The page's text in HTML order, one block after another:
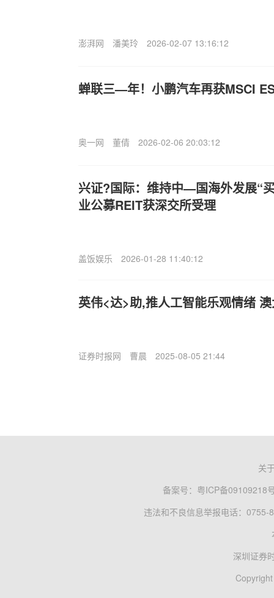
澎湃网 潘美玲 2026-02-07 13:16:12
蝉联三—年！小鹏汽车再获MSCI
奥一网 董倩 2026-02-06 20:03:12
兴证?国际：维持中—国海外发展“
业公募REIT获深交所受理
盖饭娱乐 2026-01-28 11:40:12
英伟<达>助,推人工智能乐观情绪
证券时报网 曹晨 2025-08-05 21:44
关
备案号： 粤ICP备09109218
违法和不良信息举报电话：0755-
深圳证券